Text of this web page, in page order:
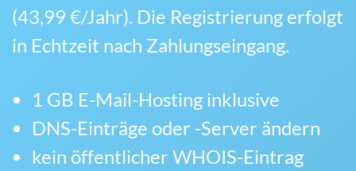
(43,99 €/Jahr). Die Registrierung erfolgt
in Echtzeit nach Zahlungseingang.
1 GB E-Mail-Hosting inklusive
DNS-Einträge oder -Server ändern
kein öffentlicher WHOIS-Eintrag